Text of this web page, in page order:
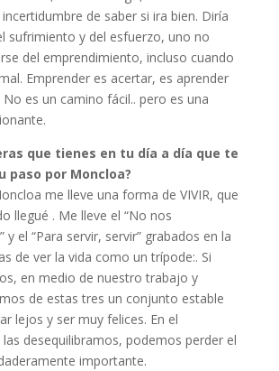
de saber si ira bien. Diría
sufrimiento y del esfuerzo, uno no
del emprendimiento, incluso cuando
Emprender es acertar, es aprender
es un camino fácil.. pero es una
que tienes en tu día a día que te
paso por Moncloa?
me lleve una forma de VIVIR, que
llegué . Me lleve el “No nos
y el “Para servir, servir” grabados en la
de ver la vida como un trípode:. Si
en medio de nuestro trabajo y
de estas tres un conjunto estable
lejos y ser muy felices. En el
desequilibramos, podemos perder el
importante.